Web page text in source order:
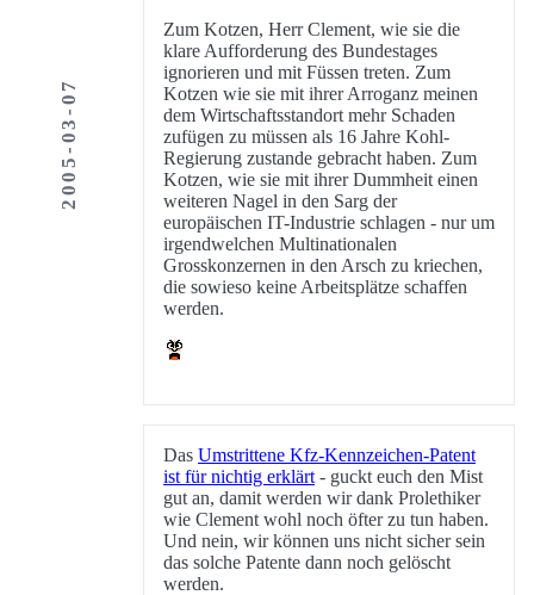
2005-03-07
Zum Kotzen, Herr Clement, wie sie die
klare Aufforderung des Bundestages
ignorieren und mit Füssen treten. Zum
Kotzen wie sie mit ihrer Arroganz meinen
dem Wirtschaftsstandort mehr Schaden
zufügen zu müssen als 16 Jahre Kohl-
Regierung zustande gebracht haben. Zum
Kotzen, wie sie mit ihrer Dummheit einen
weiteren Nagel in den Sarg der
europäischen IT-Industrie schlagen - nur um
irgendwelchen Multinationalen
Grosskonzernen in den Arsch zu kriechen,
die sowieso keine Arbeitsplätze schaffen
werden.
Das Umstrittene Kfz-Kennzeichen-Patent
ist für nichtig erklärt - guckt euch den Mist
gut an, damit werden wir dank Prolethiker
wie Clement wohl noch öfter zu tun haben.
Und nein, wir können uns nicht sicher sein
das solche Patente dann noch gelöscht
werden.